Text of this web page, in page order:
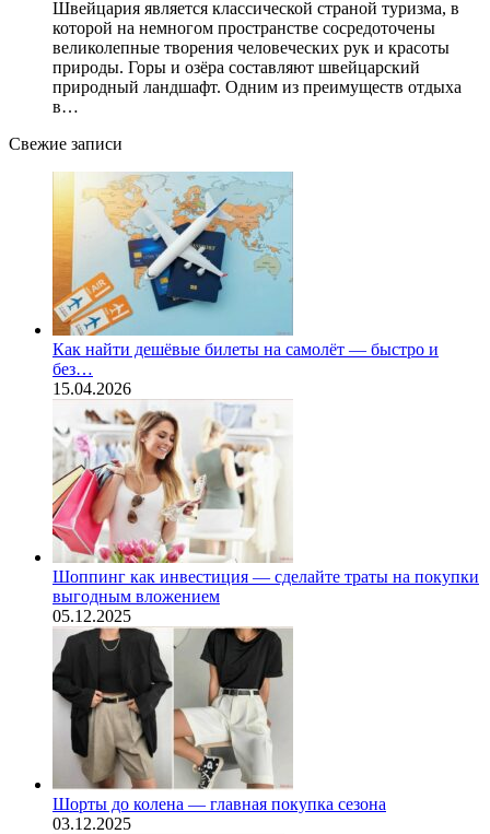
Швейцария является классической страной туризма, в
которой на немногом пространстве сосредоточены
великолепные творения человеческих рук и красоты
природы. Горы и озёра составляют швейцарский
природный ландшафт. Одним из преимуществ отдыха
в…
Свежие записи
Как найти дешёвые билеты на самолёт — быстро и
без…
15.04.2026
Шоппинг как инвестиция — сделайте траты на покупки
выгодным вложением
05.12.2025
Шорты до колена — главная покупка сезона
03.12.2025